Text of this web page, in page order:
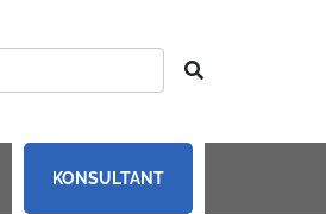
KONSULTANT